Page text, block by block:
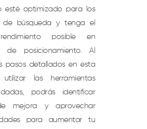
esté optimizado para los
de búsqueda y tenga el
posible en
de posicionamiento. Al
pasos detallados en esta
las herramientas
podrás identificar
mejora y aprovechar
para aumentar tu